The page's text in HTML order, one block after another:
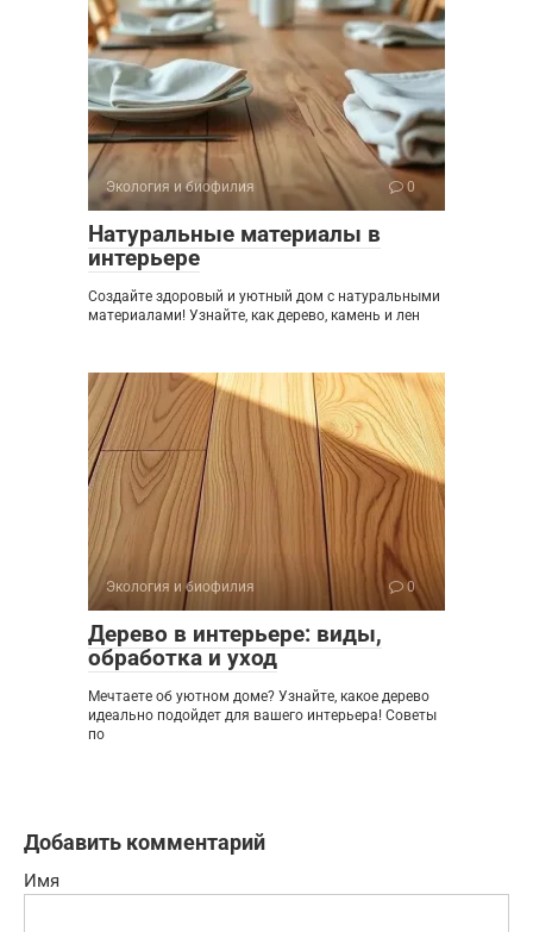
Экология и биофилия 0
Натуральные материалы в
интерьере
Создайте здоровый и уютный дом с натуральными
материалами! Узнайте, как дерево, камень и лен
Экология и биофилия 0
Дерево в интерьере: виды,
обработка и уход
Мечтаете об уютном доме? Узнайте, какое дерево
идеально подойдет для вашего интерьера! Советы
по
Добавить комментарий
Имя